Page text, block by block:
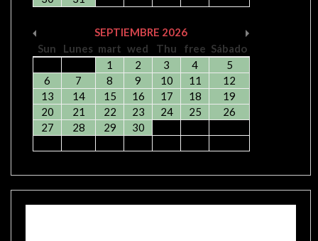
SEPTIEMBRE 2026
Sun
Lunes mart wed Thu free Sábado
1
2 3 4
5
6
7 8 9 10 11
12
13
14 15 16 17 18
19
20
21 22 23 24 25
26
27
28 29 30